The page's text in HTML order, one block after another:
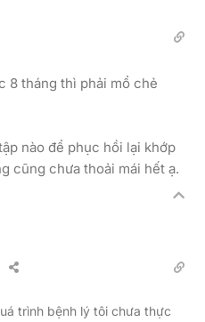
8 tháng thì phải mổ chẻ
nào để phục hồi lại khớp
cũng chưa thoải mái hết ạ.
trình bệnh lý tôi chưa thực